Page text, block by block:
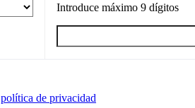
Introduce máximo9 dígitos
política de privacidad